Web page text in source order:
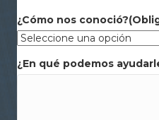
¿Cómo nos conoció?
¿En qué podemos